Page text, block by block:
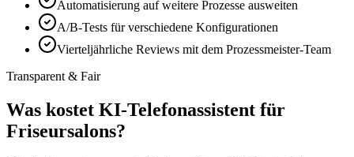
Automatisierung auf weitere Prozesse ausweiten
A/B-Tests für verschiedene Konfigurationen
Vierteljährliche Reviews mit dem Prozessmeister-Team
Transparent & Fair
Was kostet KI-Telefonassistent für
Friseursalons?